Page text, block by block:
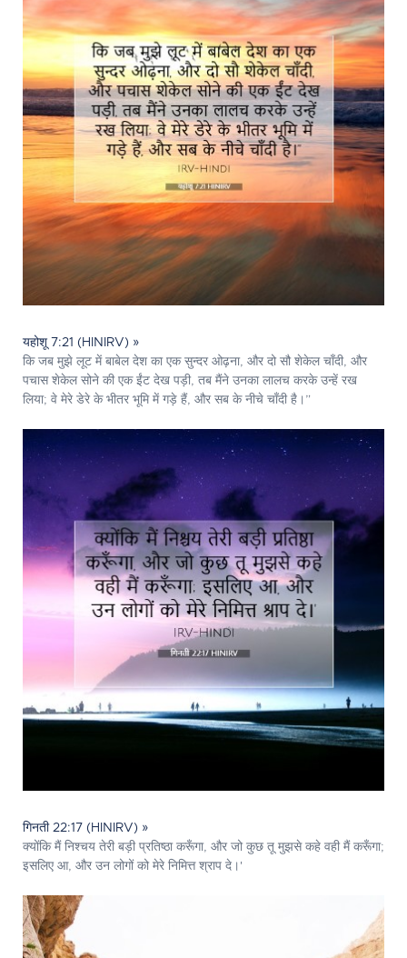
यहोशू 7:21 (HINIRV) »
कि जब मुझे लूट में बाबेल देश का एक सुन्दर ओढ़ना, और दो सौ शेकेल चाँदी, और
पचास शेकेल सोने की एक ईंट देख पड़ी, तब मैंने उनका लालच करके उन्हें रख
लिया; वे मेरे डेरे के भीतर भूमि में गड़े हैं, और सब के नीचे चाँदी है।”
गिनती 22:17 (HINIRV) »
क्योंकि मैं निश्चय तेरी बड़ी प्रतिष्ठा करूँगा, और जो कुछ तू मुझसे कहे वही मैं करूँगा;
इसलिए आ, और उन लोगों को मेरे निमित्त श्राप दे।'